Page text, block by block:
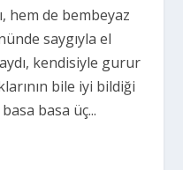
hem de bembeyaz
saygıyla el
kendisiyle gurur
bile iyi bildiği
basa üç...